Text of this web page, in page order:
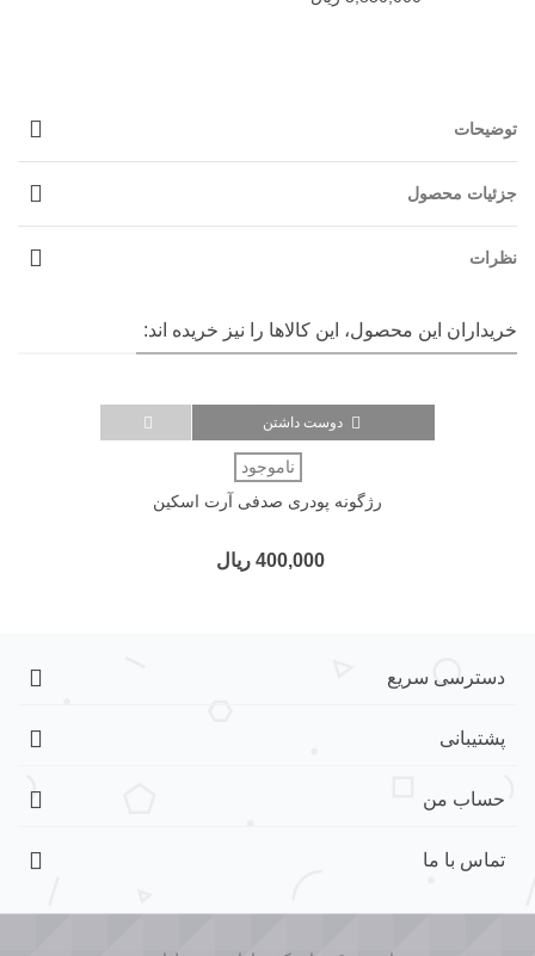
توضیحات
جزئیات محصول
نظرات
خریداران این محصول، این کالاها را نیز خریده اند:
دوست داشتن
ناموجود
رژگونه پودری صدفی آرت اسکین
400,000 ریال
دسترسی سریع
پشتیبانی
حساب من
تماس با ما